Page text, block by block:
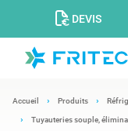
DEVIS
Accueil Produits
Tuyauteries souple,